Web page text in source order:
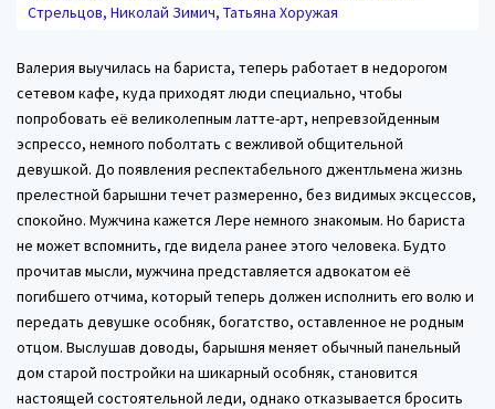
Стрельцов, Николай Зимич, Татьяна Хоружая
Валерия выучилась на бариста, теперь работает в недорогом
сетевом кафе, куда приходят люди специально, чтобы
попробовать её великолепным латте-арт, непревзойденным
эспрессо, немного поболтать с вежливой общительной
девушкой. До появления респектабельного джентльмена жизнь
прелестной барышни течет размеренно, без видимых эксцессов,
спокойно. Мужчина кажется Лере немного знакомым. Но бариста
не может вспомнить, где видела ранее этого человека. Будто
прочитав мысли, мужчина представляется адвокатом её
погибшего отчима, который теперь должен исполнить его волю и
передать девушке особняк, богатство, оставленное не родным
отцом. Выслушав доводы, барышня меняет обычный панельный
дом старой постройки на шикарный особняк, становится
настоящей состоятельной леди, однако отказывается бросить